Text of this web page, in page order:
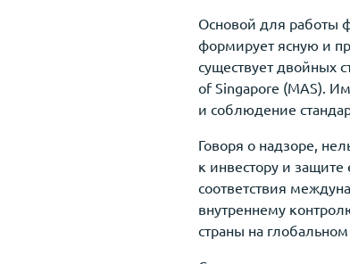
Основой для работы
формирует ясную и
существует двойных
of Singapore (MAS).
и соблюдение
Говоря о надзоре,
к инвестору и защите
соответствия
внутреннему
страны на глобальном